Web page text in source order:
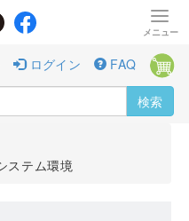
ログイン FAQ
検索
ステム環境